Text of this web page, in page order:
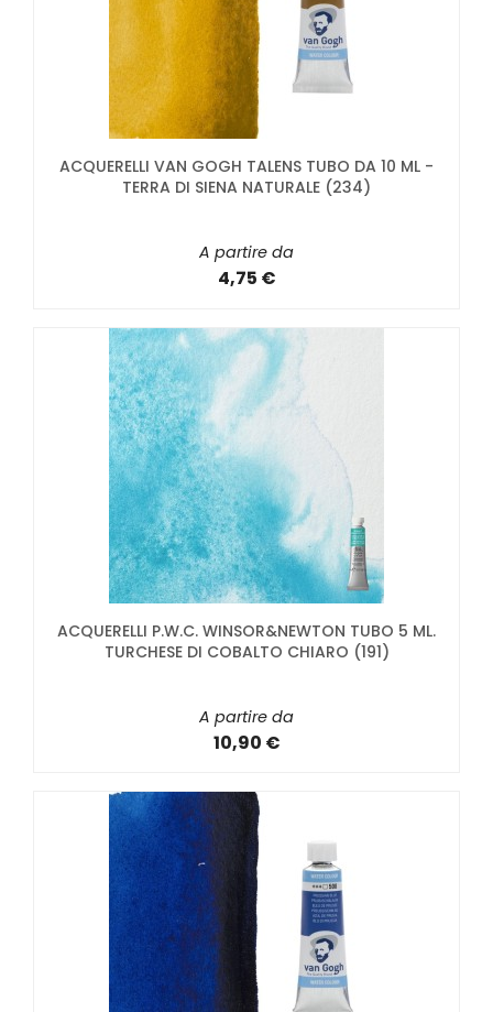
ACQUERELLI VAN GOGH TALENS TUBO DA 10 ML -
TERRA DI SIENA NATURALE (234)
A partire da
4,75 €
ACQUERELLI P.W.C. WINSOR&NEWTON TUBO 5 ML.
TURCHESE DI COBALTO CHIARO (191)
A partire da
10,90 €